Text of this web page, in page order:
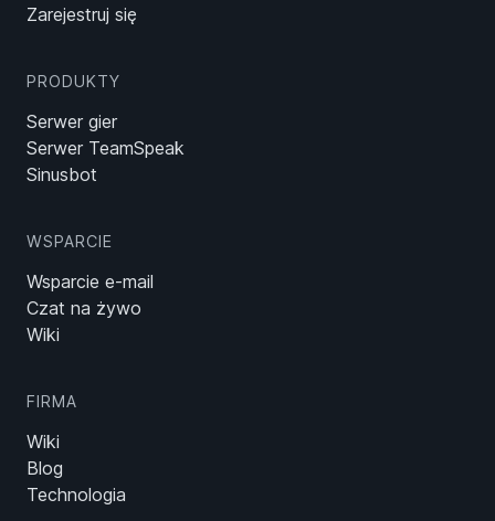
Zarejestruj się
PRODUKTY
Serwer gier
Serwer TeamSpeak
Sinusbot
WSPARCIE
Wsparcie e-mail
Czat na żywo
Wiki
FIRMA
Wiki
Blog
Technologia